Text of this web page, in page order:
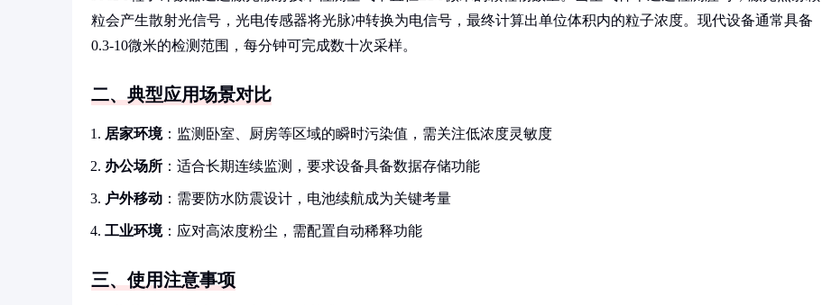
粒会产生散射光信号，光电传感器将光脉冲转换为电信号，最终计算出单位体积内的粒子浓度。现代设备通常具备
0.3-10微米的检测范围，每分钟可完成数十次采样。
二、典型应用场景对比
居家环境：监测卧室、厨房等区域的瞬时污染值，需关注低浓度灵敏度
办公场所 ：适合长期连续监测，要求设备具备数据存储功能
户外移动 ：需要防水防震设计，电池续航成为关键考量
工业环境：应对高浓度粉尘，需配置自动稀释功能
三、使用注意事项